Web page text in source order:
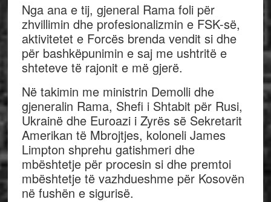
Nga ana e tij, gjeneral Rama foli për
zhvillimin dhe profesionalizmin e FSK-së,
aktivitetet e Forcës brenda vendit si dhe
për bashkëpunimin e saj me ushtritë e
shteteve të rajonit e më gjerë.
Në takimin me ministrin Demolli dhe
gjeneralin Rama, Shefi i Shtabit për Rusi,
Ukrainë dhe Euroazi i Zyrës së Sekretarit
Amerikan të Mbrojtjes, koloneli James
Limpton shprehu gatishmeri dhe
mbështetje për procesin si dhe premtoi
mbështetje të vazhdueshme për Kosovën
në fushën e sigurisë.